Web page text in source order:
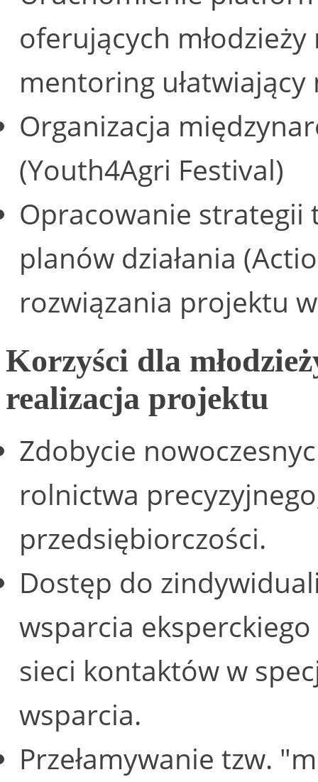
oferujących
mentoring
Organizacja
(Youth4Agri Festival)
Opracowanie
planów działania
rozwiązania projektu
Korzyści dla
realizacja projektu
Zdobycie
rolnictwa
przedsiębiorczości.
Dostęp do
wsparcia
sieci kontaktów w
wsparcia.
Przełamywanie tzw.